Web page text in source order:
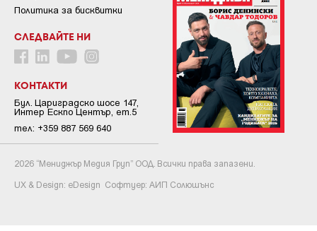
Политика за бисквитки
СЛЕДВАЙТЕ НИ
КОНТАКТИ
Бул. Цариградско шосе 147,
Интер Ескпо Център, ет.5
тел: +359 887 569 640
2026 “Мениджър Медия Груп” ООД. Всички права запазени.
UX & Design: eDesign Софтуер: АИП Солюшънс